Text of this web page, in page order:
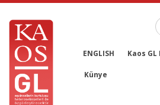
ENGLISH Kaos
Künye